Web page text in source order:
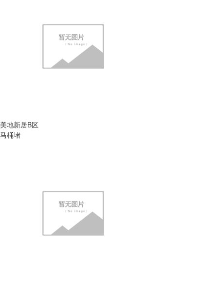
美地新居B区
马桶堵